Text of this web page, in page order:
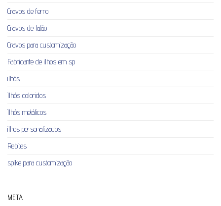
Cravos de ferro
Cravos de latão
Cravos para customização
Fabricante de ilhos em sp
ilhós
Ilhós coloridos
Ilhós metálicos
ilhos personalizados
Rebites
spike para customização
META